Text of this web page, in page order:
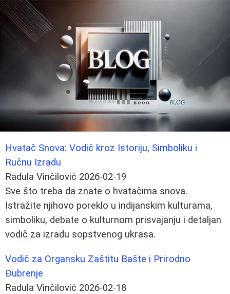
Hvatač Snova: Vodič kroz Istoriju, Simboliku i
Ručnu Izradu
Radula Vinčilović 2026-02-19
Sve što treba da znate o hvatačima snova.
Istražite njihovo poreklo u indijanskim kulturama,
simboliku, debate o kulturnom prisvajanju i detaljan
vodič za izradu sopstvenog ukrasa.
Vodič za Organsku Zaštitu Bašte i Prirodno
Đubrenje
Radula Vinčilović 2026-02-18